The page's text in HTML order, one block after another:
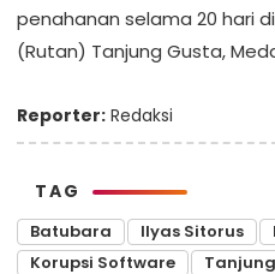
penahanan selama 20 hari
(Rutan) Tanjung Gusta,
Reporter: Redaksi
TAG
Batubara Ilyas Sitorus
Korupsi Software